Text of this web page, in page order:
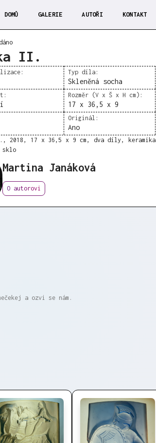
DOMŮ GALERIE AUTOŘI KONTAKT
II.
Typ díla:
Skleněná socha
Rozměr (V x Š x H cm):
17 x 36,5 x 9
Originál:
Ano
2018, 17 x 36,5 x 9 cm, dva díly, keramika
sklo
Martina Janáková
O autorovi
a ozvi se nám.